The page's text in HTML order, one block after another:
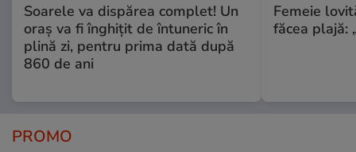
Soarele va dispărea complet! Un
oraș va fi înghițit de întuneric în
plină zi, pentru prima dată după
860 de ani
Femeie
făcea plajă:
PROMO